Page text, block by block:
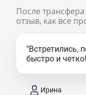
После
отзыв, как все
"Встретились,
быстро и
Ирина